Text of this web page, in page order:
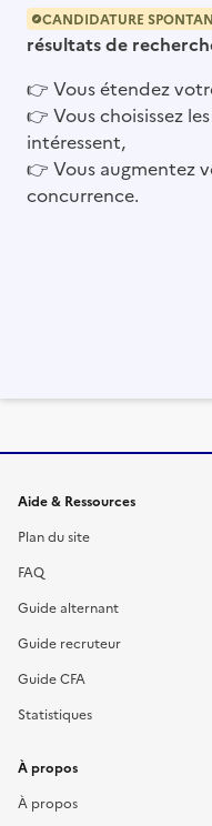
CANDIDATURE
résultats de
👉 Vous étendez
👉 Vous choisissez
intéressent,
👉 Vous augmentez
concurrence.
Informations
Aide & Ressources
Plan du site
FAQ
Guide alternant
Guide recruteur
Guide CFA
Statistiques
À propos
À propos